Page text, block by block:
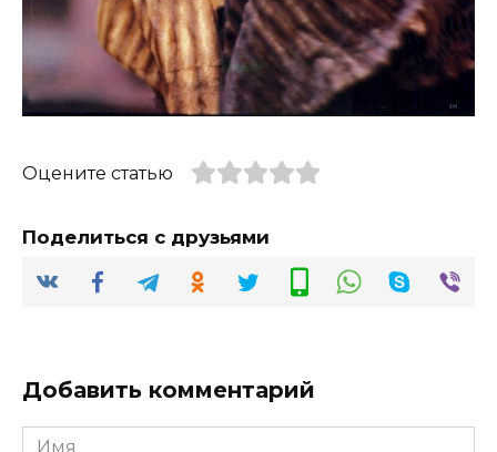
Оцените статью
Поделиться с друзьями
Добавить комментарий
Имя